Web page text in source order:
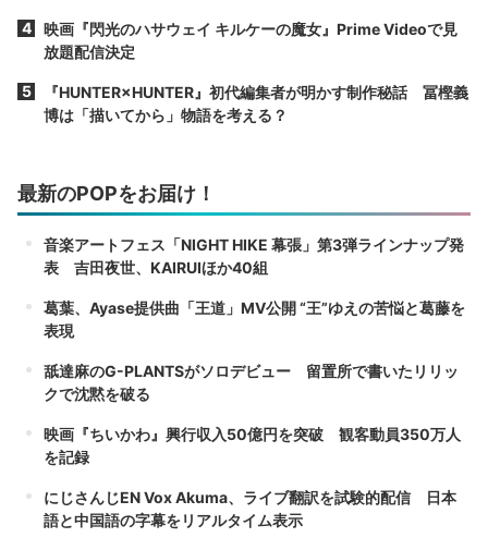
映画『閃光のハサウェイ キルケーの魔女』Prime Videoで見
放題配信決定
『HUNTER×HUNTER』初代編集者が明かす制作秘話 冨樫義
博は「描いてから」物語を考える？
最新のPOPをお届け！
音楽アートフェス「NIGHT HIKE 幕張」第3弾ラインナップ発
表 吉田夜世、KAIRUIほか40組
葛葉、Ayase提供曲「王道」MV公開 “王”ゆえの苦悩と葛藤を
表現
舐達麻のG-PLANTSがソロデビュー 留置所で書いたリリッ
クで沈黙を破る
映画『ちいかわ』興行収入50億円を突破 観客動員350万人
を記録
にじさんじEN Vox Akuma、ライブ翻訳を試験的配信 日本
語と中国語の字幕をリアルタイム表示